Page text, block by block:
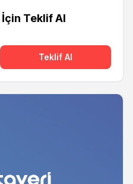
Teklif Al
Teklif Al